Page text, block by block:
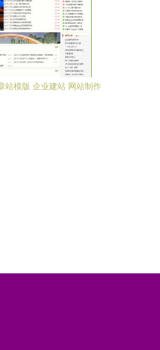
站模版 企业建站 网站制作